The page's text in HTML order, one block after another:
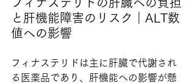
フィナステリドの肝臓への負担
と肝機能障害のリスク｜ALT数
値への影響
フィナステリドは主に肝臓で代謝され
る医薬品であり、肝機能への影響が懸